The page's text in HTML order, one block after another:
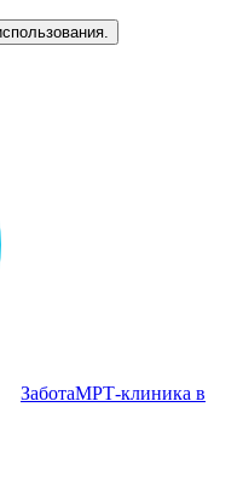
ЗаботаМРТ‑клиника в